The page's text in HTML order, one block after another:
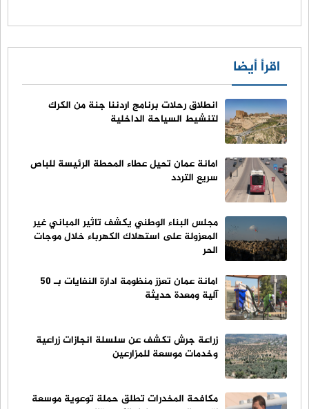
اقرأ أيضا
انطلاق رحلات برنامج اردننا جنة من الكرك
لتنشيط السياحة الداخلية
امانة عمان تحيل عطاء المحطة الرئيسة للباص
سريع التردد
مجلس البناء الوطني يكشف تاثير المباني غير
المعزولة على استهلاك الكهرباء خلال موجات
الحر
امانة عمان تعزز منظومة ادارة النفايات بـ 50
آلية ومعدة حديثة
زراعة جرش تكشف عن سلسلة انجازات زراعية
وخدمات موسعة للمزارعين
مكافحة المخدرات تطلق حملة توعوية موسعة